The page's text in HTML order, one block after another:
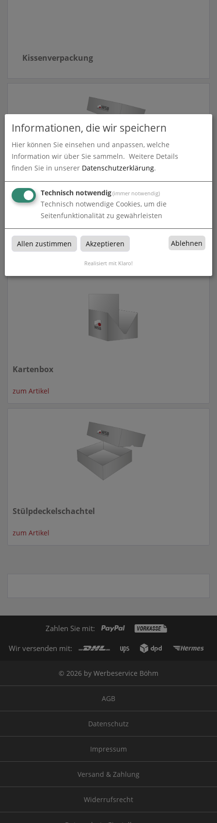
Kissenverpackung
Stülpdeckelschachtel
Produkte in
Kartenbox
zum Artikel
Stülpdeckelschachtel
zum Artikel
Zahlen Sie mit:
Wir versenden mit:
© 2026 by Werbeservice Böhm
AGB
Datenschutz
Impressum
Versand & Zahlung
Widerrufsrecht
Informationen, die wir speichern
Hier können Sie einsehen und anpassen, welche
Information wir über Sie sammeln. Weitere Details
finden Sie in unserer Datenschutzerklärung.
Technisch notwendig(immer notwendig)
Technisch notwendige Cookies, um die
Seitenfunktionalität zu gewährleisten
Allen zustimmen Akzeptieren Ablehnen
Realisiert mit Klaro!